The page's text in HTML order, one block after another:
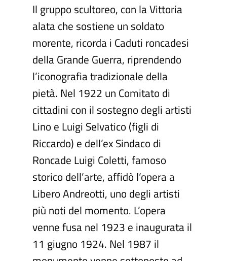
Il gruppo scultoreo, con la Vittoria
alata che sostiene un soldato
morente, ricorda i Caduti roncadesi
della Grande Guerra, riprendendo
l’iconografia tradizionale della
pietà. Nel 1922 un Comitato di
cittadini con il sostegno degli artisti
Lino e Luigi Selvatico (figli di
Riccardo) e dell’ex Sindaco di
Roncade Luigi Coletti, famoso
storico dell’arte, affidò l’opera a
Libero Andreotti, uno degli artisti
più noti del momento. L’opera
venne fusa nel 1923 e inaugurata il
11 giugno 1924. Nel 1987 il